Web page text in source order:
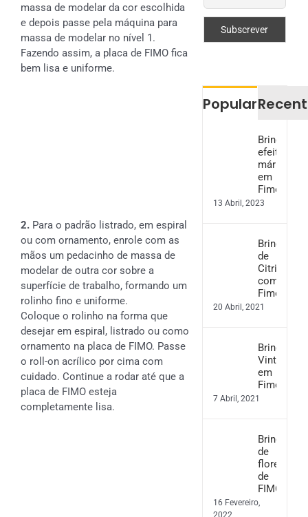
massa de modelar da cor escolhida
e depois passe pela máquina para
massa de modelar no nível 1.
Fazendo assim, a placa de FIMO fica
bem lisa e uniforme.
2. Para o padrão listrado, em espiral
ou com ornamento, enrole com as
mãos um pedacinho de massa de
modelar de outra cor sobre a
superfície de trabalho, formando um
rolinho fino e uniforme.
Coloque o rolinho na forma que
desejar em espiral, listrado ou como
ornamento na placa de FIMO. Passe
o roll-on acrílico por cima com
cuidado. Continue a rodar até que a
placa de FIMO esteja
completamente lisa.
Popular
Brincos
efeito
mármore
em
Fimo
13 Abril, 2023
Brincos
de
Citrinos
com
Fimo
20 Abril, 2021
Brincos
Vintage
em
Fimo
7 Abril, 2021
Brincos
de
flores
de
FIMO
16 Fevereiro,
2022